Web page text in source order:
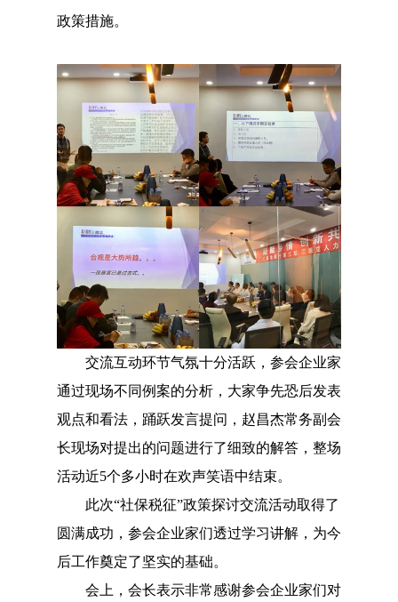
政策措施。
交流互动环节气氛十分活跃，参会企业家
通过现场不同例案的分析，大家争先恐后发表
观点和看法，踊跃发言提问，赵昌杰常务副会
长现场对提出的问题进行了细致的解答，整场
活动近5个多小时在欢声笑语中结束。
此次“社保税征”政策探讨交流活动取得了
圆满成功，参会企业家们透过学习讲解，为今
后工作奠定了坚实的基础。
会上，会长表示非常感谢参会企业家们对